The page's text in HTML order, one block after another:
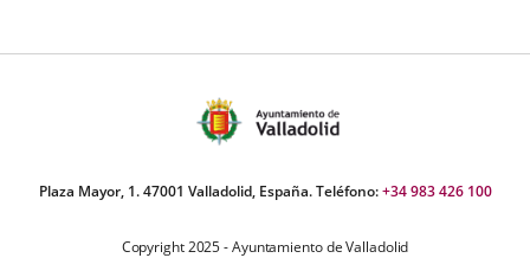
Plaza Mayor, 1. 47001 Valladolid, España. Teléfono:+34 983 426 100
Copyright 2025 - Ayuntamiento de Valladolid